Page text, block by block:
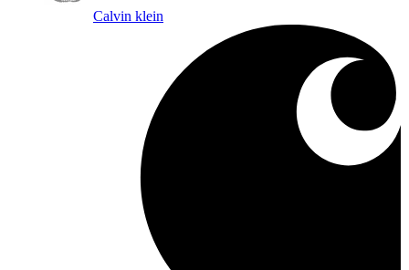
Calvin klein